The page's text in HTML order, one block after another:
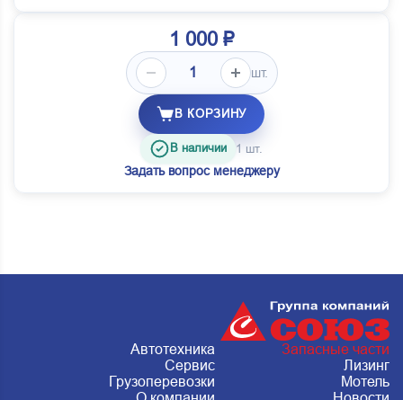
1 000 ₽
шт.
В КОРЗИНУ
В наличии 1 шт.
Задать вопрос менеджеру
Автотехника
Запасные части
Сервис
Лизинг
Грузоперевозки
Мотель